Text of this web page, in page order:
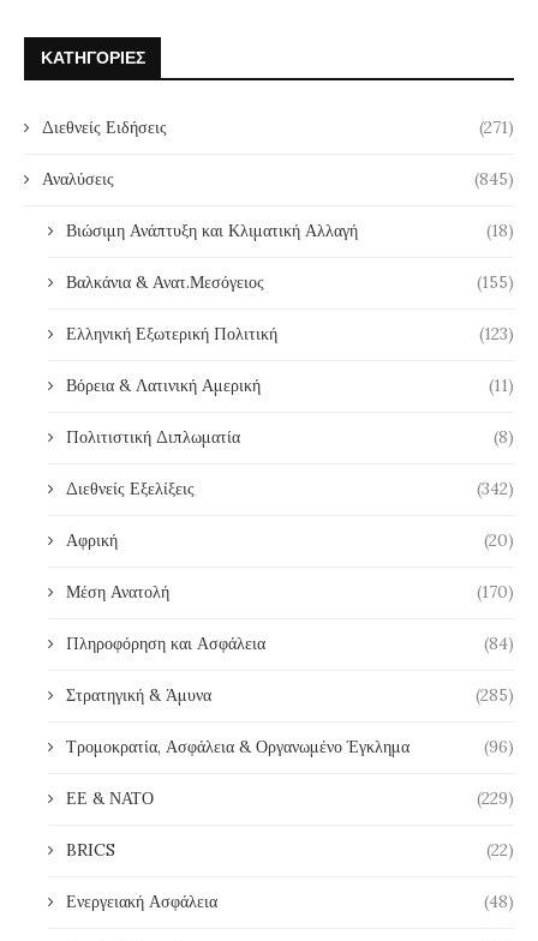
ΚΑΤΗΓΟΡΊΕΣ
Διεθνείς Ειδήσεις (271)
Αναλύσεις (845)
Βιώσιμη Ανάπτυξη και Κλιματική Αλλαγή (18)
Βαλκάνια & Ανατ.Μεσόγειος (155)
Ελληνική Εξωτερική Πολιτική (123)
Βόρεια & Λατινική Αμερική (11)
Πολιτιστική Διπλωματία (8)
Διεθνείς Εξελίξεις (342)
Αφρική (20)
Μέση Ανατολή (170)
Πληροφόρηση και Ασφάλεια (84)
Στρατηγική & Άμυνα (285)
Τρομοκρατία, Ασφάλεια & Οργανωμένο Έγκλημα (96)
ΕΕ & ΝΑΤΟ (229)
BRICS (22)
Ενεργειακή Ασφάλεια (48)